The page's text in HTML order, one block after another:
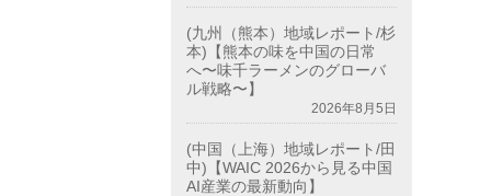
(九州（熊本）地域レポート/杉
本)【熊本の味を中国の日常
へ〜味千ラーメンのグローバ
ル戦略〜】
2026年8月5日
(中国（上海）地域レポート/田
中)【WAIC 2026から見る中国
AI産業の最新動向】